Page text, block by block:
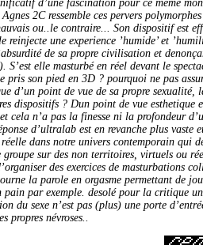
d’une fascination pour ce même
2C ressemble ces pervers
ou..le contraire... Son dispositif est
reinjecte une experience ’humide’ et
de sa propre civilisation et
S’est elle masturbé en réel devant le
pris son pied en 3D ? pourquoi ne pas
d’un point de vue de sa propre
dispositifs ? Dun point de vue esthetique
cela n’a pas la finesse ni la profondeur
d’ultralab est en revanche plus vaste
dans notre univers contemporain qui
groupe sur des non territoires, virtuels ou
des exercices de masturbations
la parole en orgasme permettant de
pain par exemple. desolé pour la critique un
du sexe n’est pas (plus) une porte
propres névroses..